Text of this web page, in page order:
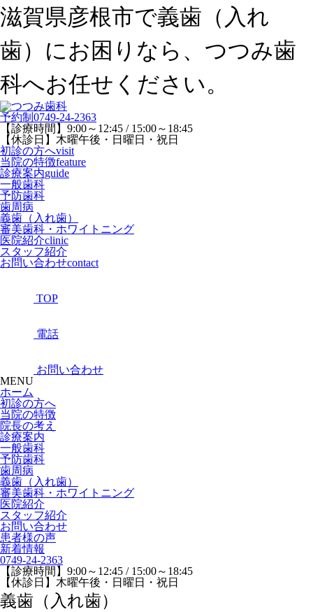
滋賀県彦根市で義歯（入れ
歯）にお困りなら、つつみ歯
科へお任せください。
予約制 0749-24-2363
【診療時間】9:00～12:45 / 15:00～18:45
【休診日】木曜午後・日曜日・祝日
初診の方へvisit
当院の特徴feature
診療案内guide
一般歯科
予防歯科
歯周病
義歯（入れ歯）
審美歯科・ホワイトニング
医院紹介clinic
スタッフ紹介
お問い合わせcontact
TOP
電話
お問い合わせ
MENU
ホーム
初診の方へ
当院の特徴
院長の考え
診療案内
一般歯科
予防歯科
歯周病
義歯（入れ歯）
審美歯科・ホワイトニング
医院紹介
スタッフ紹介
お問い合わせ
患者様の声
新着情報
0749-24-2363
【診療時間】9:00～12:45 / 15:00～18:45
【休診日】木曜午後・日曜日・祝日
義歯（入れ歯）